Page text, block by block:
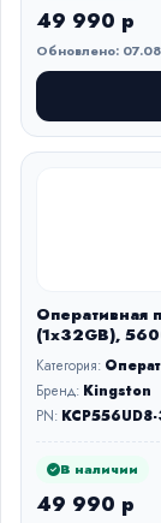
49 990 р
Обновлено:
Оперативная
(1x32GB),
Категория:
Бренд: Kingston
PN:
В наличии
49 990 р